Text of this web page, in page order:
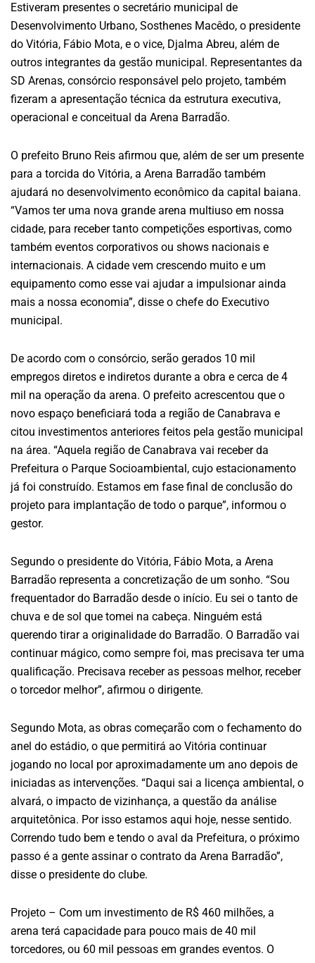
Estiveram presentes o secretário municipal de
Desenvolvimento Urbano, Sosthenes Macêdo, o presidente
do Vitória, Fábio Mota, e o vice, Djalma Abreu, além de
outros integrantes da gestão municipal. Representantes da
SD Arenas, consórcio responsável pelo projeto, também
fizeram a apresentação técnica da estrutura executiva,
operacional e conceitual da Arena Barradão.
O prefeito Bruno Reis afirmou que, além de ser um presente
para a torcida do Vitória, a Arena Barradão também
ajudará no desenvolvimento econômico da capital baiana.
“Vamos ter uma nova grande arena multiuso em nossa
cidade, para receber tanto competições esportivas, como
também eventos corporativos ou shows nacionais e
internacionais. A cidade vem crescendo muito e um
equipamento como esse vai ajudar a impulsionar ainda
mais a nossa economia”, disse o chefe do Executivo
municipal.
De acordo com o consórcio, serão gerados 10 mil
empregos diretos e indiretos durante a obra e cerca de 4
mil na operação da arena. O prefeito acrescentou que o
novo espaço beneficiará toda a região de Canabrava e
citou investimentos anteriores feitos pela gestão municipal
na área. “Aquela região de Canabrava vai receber da
Prefeitura o Parque Socioambiental, cujo estacionamento
já foi construído. Estamos em fase final de conclusão do
projeto para implantação de todo o parque”, informou o
gestor.
Segundo o presidente do Vitória, Fábio Mota, a Arena
Barradão representa a concretização de um sonho. “Sou
frequentador do Barradão desde o início. Eu sei o tanto de
chuva e de sol que tomei na cabeça. Ninguém está
querendo tirar a originalidade do Barradão. O Barradão vai
continuar mágico, como sempre foi, mas precisava ter uma
qualificação. Precisava receber as pessoas melhor, receber
o torcedor melhor”, afirmou o dirigente.
Segundo Mota, as obras começarão com o fechamento do
anel do estádio, o que permitirá ao Vitória continuar
jogando no local por aproximadamente um ano depois de
iniciadas as intervenções. “Daqui sai a licença ambiental, o
alvará, o impacto de vizinhança, a questão da análise
arquitetônica. Por isso estamos aqui hoje, nesse sentido.
Correndo tudo bem e tendo o aval da Prefeitura, o próximo
passo é a gente assinar o contrato da Arena Barradão”,
disse o presidente do clube.
Projeto – Com um investimento de R$ 460 milhões, a
arena terá capacidade para pouco mais de 40 mil
torcedores, ou 60 mil pessoas em grandes eventos. O